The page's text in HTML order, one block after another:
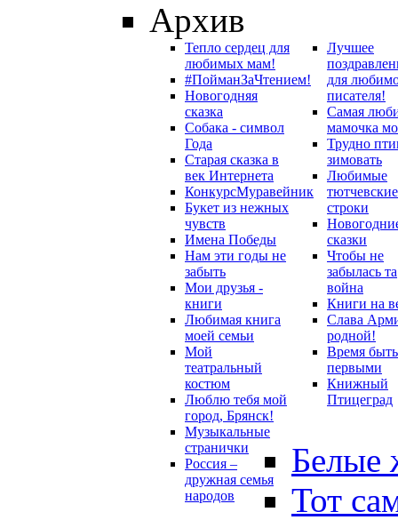
Архив
Тепло сердец для
любимых мам!
#ПойманЗаЧтением!
Новогодняя
сказка
Собака - символ
Года
Старая сказка в
век Интернета
КонкурсМуравейник
Букет из нежных
чувств
Имена Победы
Нам эти годы не
забыть
Мои друзья -
книги
Любимая книга
моей семьи
Мой
театральный
костюм
Люблю тебя мой
город, Брянск!
Музыкальные
странички
Россия –
дружная семья
народов
Лучшее
для
писателя!
Самая
мамочка
Трудно
зимовать
Любимые
тютчевские
строки
сказки
Чтобы не
забылась та
война
Книги на
Слава
родной!
Время быть
первыми
Книжный
Птицеград
Белые
Тот